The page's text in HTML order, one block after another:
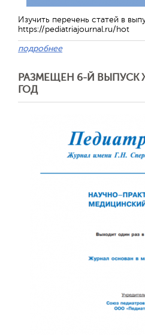
Изучить перечень статей в
https://pediatriajournal.ru/hot
подробнее
РАЗМЕЩЕН 6-Й ВЫПУСК
ГОД